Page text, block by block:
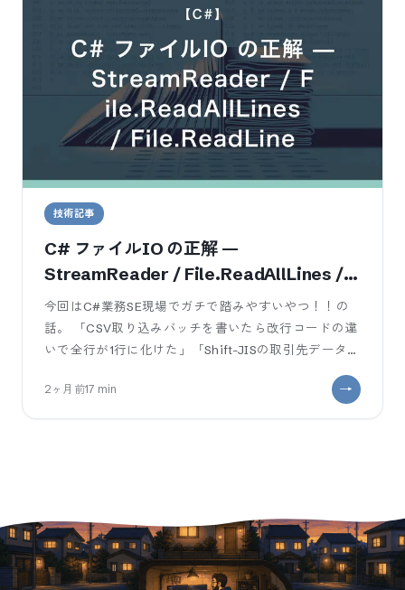
技術記事
C# ファイルIO の正解 —
StreamReader / File.ReadAllLines /
File.ReadLines / using の使い分け
今回はC#業務SE現場でガチで踏みやすいやつ！！の
話。 「CSV取り込みバッチを書いたら改行コードの違
いで全行が1行に化けた」「Shift-JISの取引先データ
2ヶ月前17 min